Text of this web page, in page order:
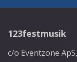
123festmusik
c/o Eventzone